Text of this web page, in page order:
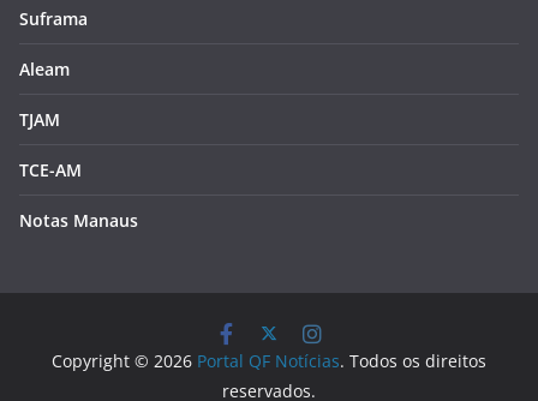
Suframa
Aleam
TJAM
TCE-AM
Notas Manaus
Copyright © 2026 Portal QF Notícias. Todos os direitos
reservados.